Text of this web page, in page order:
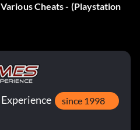
Cheats - (Playstation
since 1998